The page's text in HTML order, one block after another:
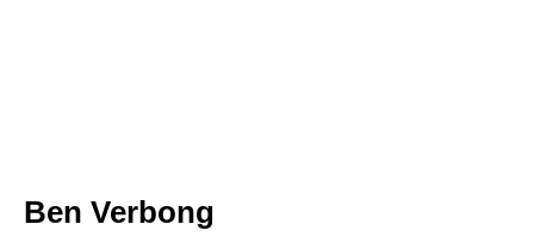
Ben Verbong